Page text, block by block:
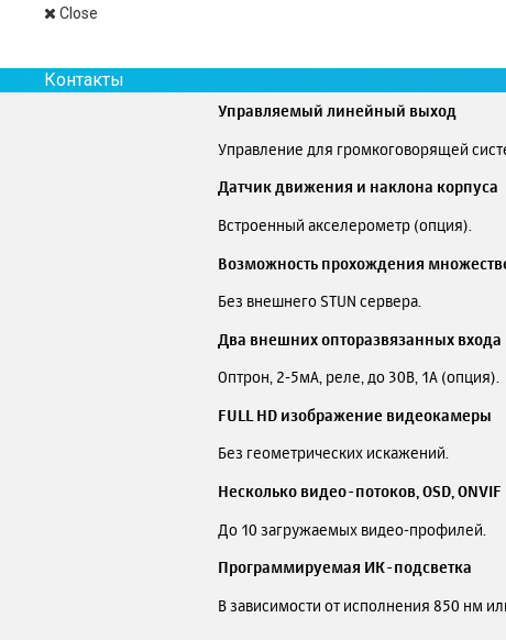
Close
Контакты Видеонаблюдение и аудио
Управляемый линейный выход
Управление для громкоговорящей
Датчик движения и наклона корпуса
Встроенный акселерометр (опция).
Возможность прохождения
Без внешнего STUN сервера.
Два внешних опторазвязанных входа
Оптрон, 2-5мА, реле, до 30В, 1А (опция).
FULL HD изображение видеокамеры
Без геометрических искажений.
Несколько видео-потоков, OSD, ONVIF
До 10 загружаемых видео-профилей.
Программируемая ИК-подсветка
В зависимости от исполнения 850 нм